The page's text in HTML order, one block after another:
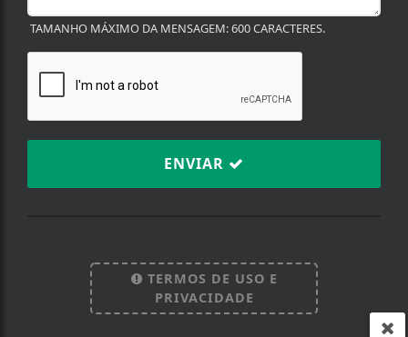
TAMANHO MÁXIMO DA MENSAGEM: 600 CARACTERES.
ENVIAR
TERMOS DE USO E
PRIVACIDADE
experiência de navegação. Ao continuar o acesso,
entendemos que você concorda com nossos Termos
de Uso e Privacidade.